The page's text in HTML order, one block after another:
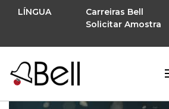
LÍNGUA
Carreiras Bell
Solicitar Amostra